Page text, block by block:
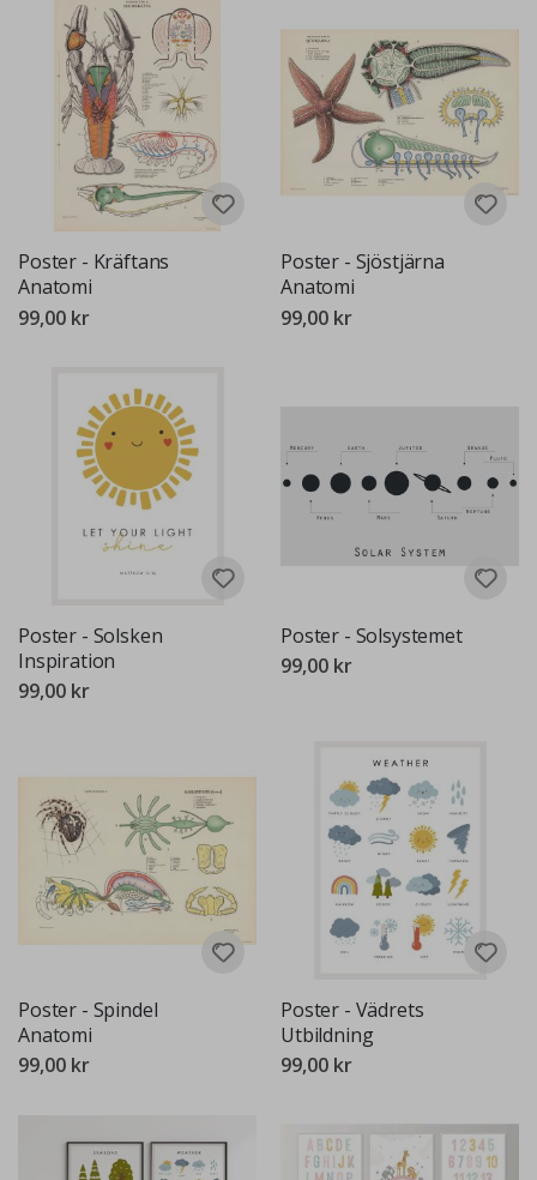
Poster - Kräftans
Anatomi
99,00 kr
Poster - Sjöstjärna
Anatomi
99,00 kr
Poster - Solsken
Inspiration
99,00 kr
Poster - Solsystemet
99,00 kr
Poster - Spindel
Anatomi
99,00 kr
Poster - Vädrets
Utbildning
99,00 kr